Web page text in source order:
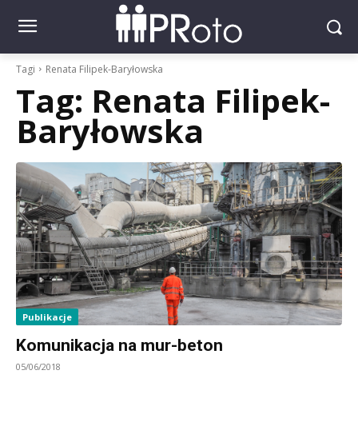
Tagi Renata Filipek-Baryłowska
Tag: Renata Filipek-
Baryłowska
Publikacje
Komunikacja na mur-beton
05/06/2018